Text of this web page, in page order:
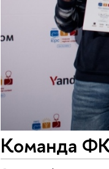
Команда